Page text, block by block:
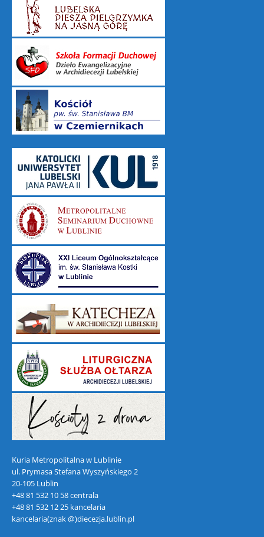
Kuria Metropolitalna w Lublinie
ul. Prymasa Stefana Wyszyńskiego 2
20-105 Lublin
+48 81 532 10 58 centrala
+48 81 532 12 25 kancelaria
kancelaria(znak @)diecezja.lublin.pl